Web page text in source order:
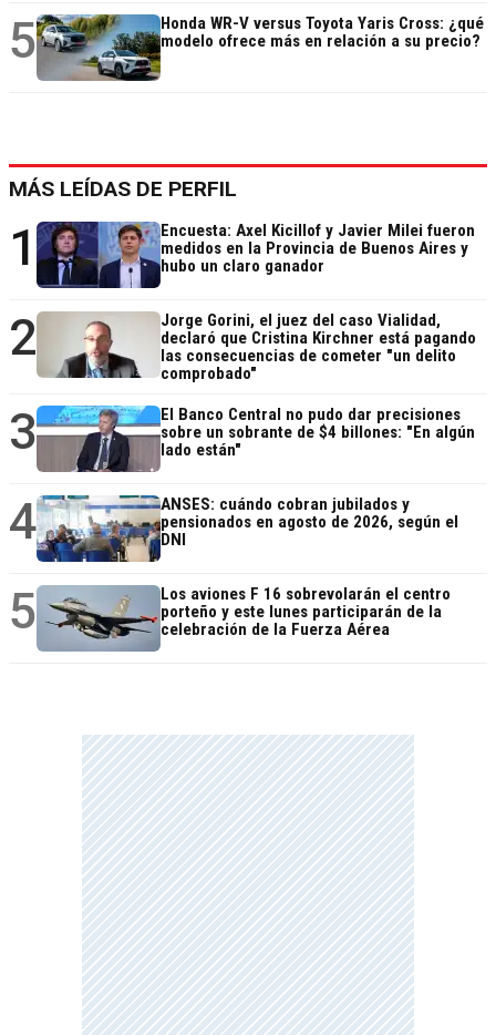
5
Honda WR-V versus Toyota Yaris Cross: ¿qué
modelo ofrece más en relación a su precio?
MÁS LEÍDAS DE PERFIL
1
Encuesta: Axel Kicillof y Javier Milei fueron
medidos en la Provincia de Buenos Aires y
hubo un claro ganador
2
Jorge Gorini, el juez del caso Vialidad,
declaró que Cristina Kirchner está pagando
las consecuencias de cometer "un delito
comprobado"
3
El Banco Central no pudo dar precisiones
sobre un sobrante de $4 billones: "En algún
lado están"
4
ANSES: cuándo cobran jubilados y
pensionados en agosto de 2026, según el
DNI
5
Los aviones F 16 sobrevolarán el centro
porteño y este lunes participarán de la
celebración de la Fuerza Aérea